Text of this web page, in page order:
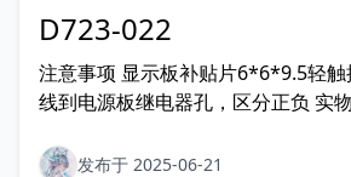
D723-022
注意事项 显示板补贴片6*6*9.5轻
线到电源板继电器孔，区分正负 实
发布于 2025-06-21